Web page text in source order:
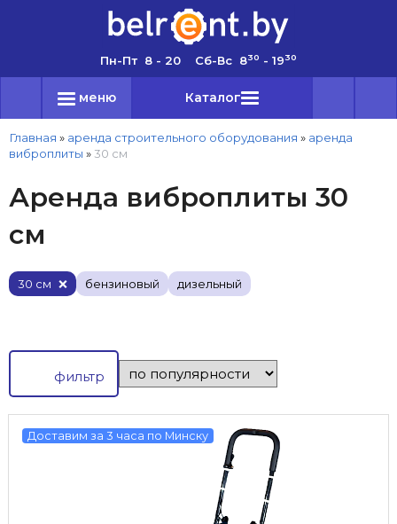
Пн-Пт 8 - 20 Сб-Вс 830 - 1930
меню Каталог
Главная » аренда строительного оборудования » аренда
виброплиты » 30 см
Аренда виброплиты 30
см
30 см бензиновый дизельный
фильтр
Доставим за 3 часа по Минску